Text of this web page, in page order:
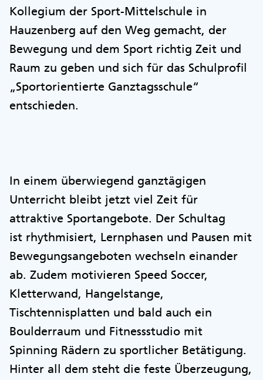
Kollegium der Sport-Mittelschule in
Hauzenberg auf den Weg gemacht, der
Bewegung und dem Sport richtig Zeit und
Raum zu geben und sich für das Schulprofil
„Sportorientierte Ganztagsschule“
entschieden.
In einem überwiegend ganztägigen
Unterricht bleibt jetzt viel Zeit für
attraktive Sportangebote. Der Schultag
ist rhythmisiert, Lernphasen und Pausen mit
Bewegungsangeboten wechseln einander
ab. Zudem motivieren Speed Soccer,
Kletterwand, Hangelstange,
Tischtennisplatten und bald auch ein
Boulderraum und Fitnessstudio mit
Spinning Rädern zu sportlicher Betätigung.
Hinter all dem steht die feste Überzeugung,